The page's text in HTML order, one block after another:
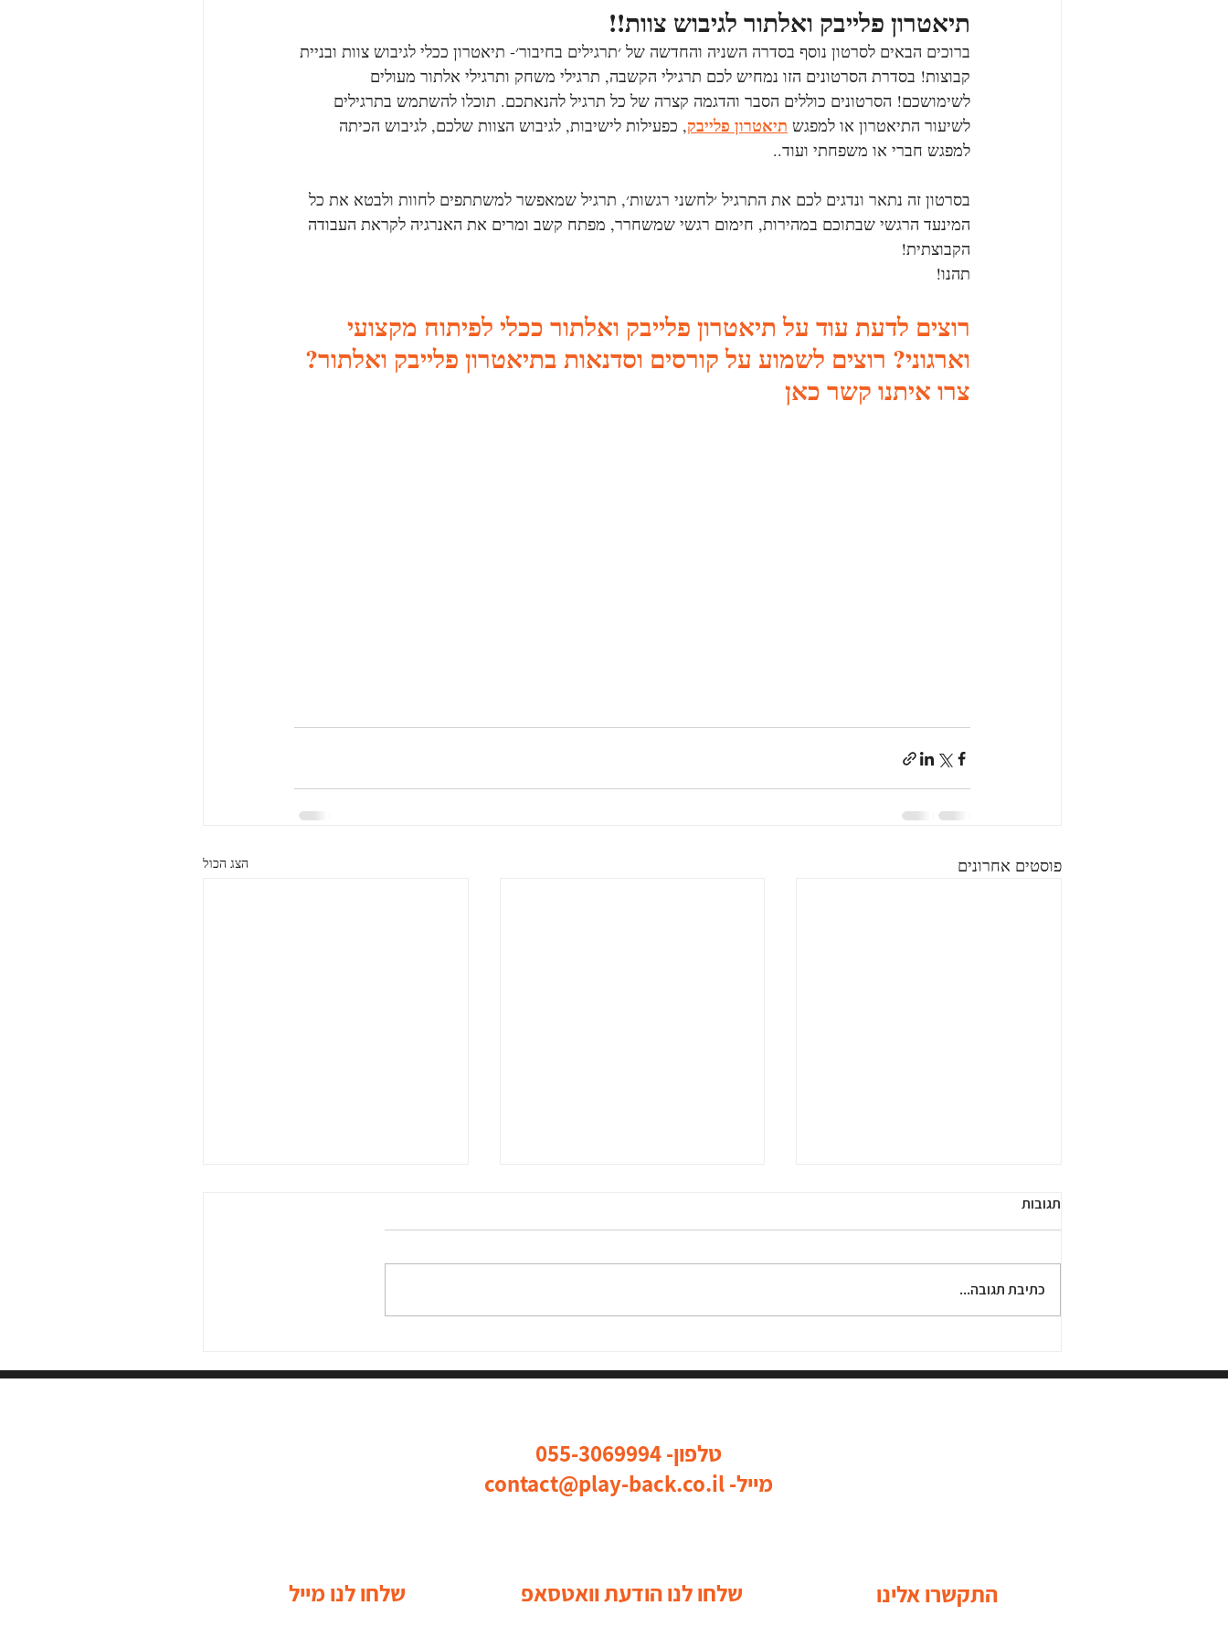
תיאטרון פלייבק ואלתור לגיבוש צוות!!
ברוכים הבאים לסרטון נוסף בסדרה השניה והחדשה של ׳תרגילים בחיבור׳- תיאטרון ככלי לגיבוש צוות ובניית
קבוצות! בסדרת הסרטונים הזו נמחיש לכם תרגילי הקשבה, תרגילי משחק ותרגילי אלתור מעולים
לשימושכם! הסרטונים כוללים הסבר והדגמה קצרה של כל תרגיל להנאתכם. תוכלו להשתמש בתרגילים
לשיעור התיאטרון או למפגש תיאטרון פלייבק, כפעילות לישיבות, לגיבוש הצוות שלכם, לגיבוש הכיתה
למפגש חברי או משפחתי ועוד..
בסרטון זה נתאר ונדגים לכם את התרגיל ׳לחשני רגשות׳, תרגיל שמאפשר למשתתפים לחוות ולבטא את כל
המינעד הרגשי שבתוכם במהירות, חימום רגשי שמשחרר, מפתח קשב ומרים את האנרגיה לקראת העבודה
הקבוצתית!
תהנו!
רוצים לדעת עוד על תיאטרון פלייבק ואלתור ככלי לפיתוח מקצועי
וארגוני? רוצים לשמוע על קורסים וסדנאות בתיאטרון פלייבק ואלתור?
צרו איתנו קשר כאן
פוסטים אחרונים הצג הכול
תיאטרון פלייבק ככלי להשפעה
מירשם״ - תיאטרון פלייבק ככלי
רמלה
תגובות
כתיבת תגובה...
טלפון-055-3069994
מייל-contact@play-back.co.il
שלחו לנו מייל שלחו לנו הודעת וואטסאפ התקשרו אלינו